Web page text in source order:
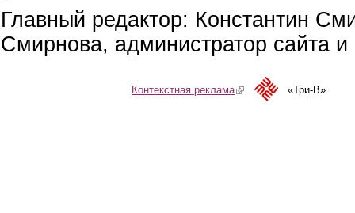
Главный редактор: Константин
Смирнова, администратор сайта
Контекстная реклама(link is external)«Три-В»